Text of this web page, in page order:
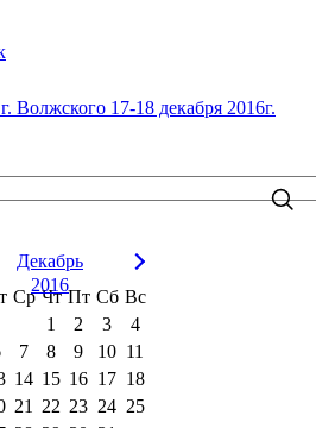
Волжского 17-18 декабря 2016г.
Декабрь
2016
Ср Чт Пт Сб Вс
1
2 3
4
7 8 9 10 11
14 15 16 17 18
21 22 23 24 25